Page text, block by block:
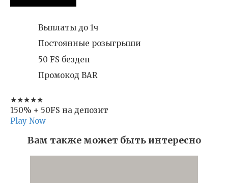
Выплаты до 1ч
Постоянные розыгрыши
50 FS бездеп
Промокод BAR
★★★★★
150% + 50FS на депозит
Play Now
Вам также может быть интересно